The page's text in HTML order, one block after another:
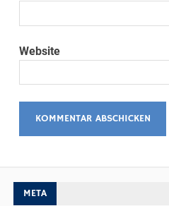
Website
META